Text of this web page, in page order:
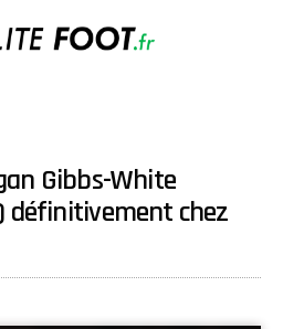
Gibbs-White
définitivement chez